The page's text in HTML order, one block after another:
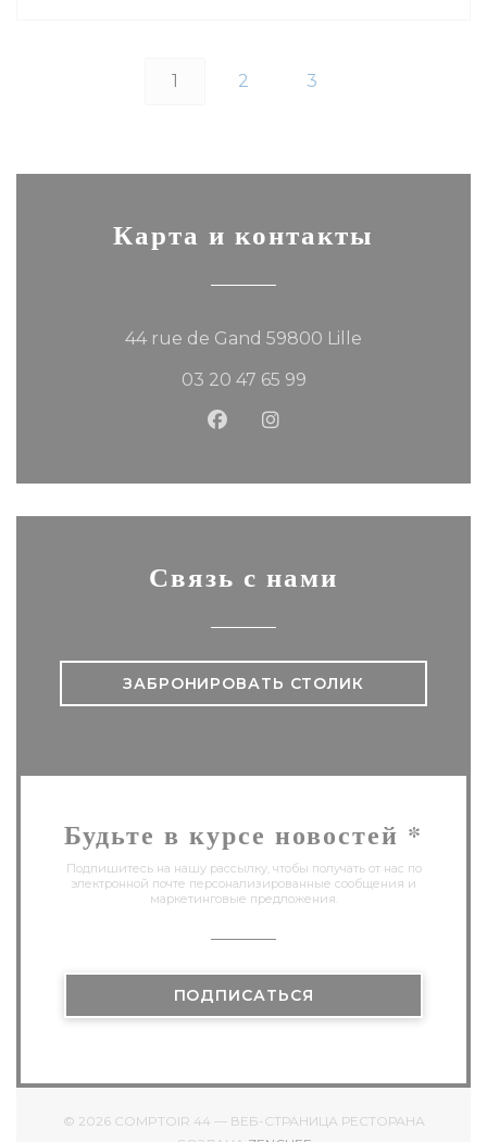
1 2 3
Карта и контакты
44 rue de Gand 59800 Lille
03 20 47 65 99
Facebook ((открывается в
Instagram
Связь с нами
ЗАБРОНИРОВАТЬ СТОЛИК
Будьте в курсе новостей *
Подпишитесь на нашу рассылку, чтобы получать от нас по
электронной почте персонализированные сообщения и
маркетинговые предложения.
ПОДПИСАТЬСЯ
© 2026 COMPTOIR 44 — ВЕБ-СТРАНИЦА РЕСТОРАНА